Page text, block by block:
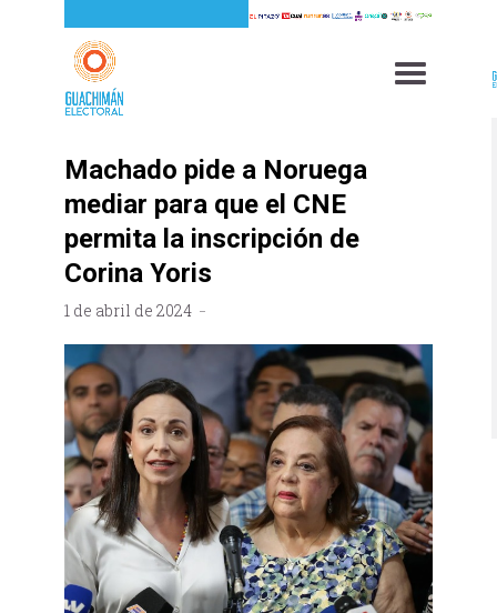
Machado pide a Noruega
mediar para que el CNE
permita la inscripción de
Corina Yoris
1 de abril de 2024